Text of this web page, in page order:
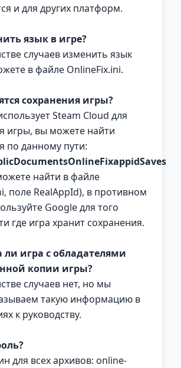
и для других платформ.
язык в игре?
случаев изменить язык
в файле OnlineFix.ini.
сохранения игры?
Steam Cloud для
игры, вы можете найти
по данному пути:
найти в файле
поле RealAppId), в противном
Google для того
где игра хранит сохранения.
игра с обладателями
копии игры?
случаев нет, но мы
такую информацию в
к руководству.
для всех архивов: online-